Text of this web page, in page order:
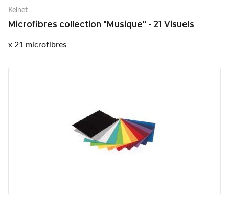
Kelnet
Microfibres collection "Musique" - 21 Visuels
x 21 microfibres